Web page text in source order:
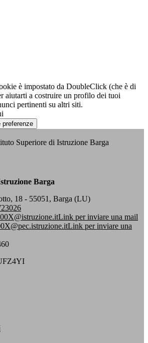
è impostato da DoubleClick (che è di
aiutarti a costruire un profilo dei tuoi
pertinenti su altri siti.
preferenze
Superiore di Istruzione Barga
Barga
18 - 55051, Barga (LU)
Link per inviare una mail
Link per inviare una